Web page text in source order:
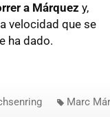
a Márquez y,
velocidad que se
ha dado.
Marc